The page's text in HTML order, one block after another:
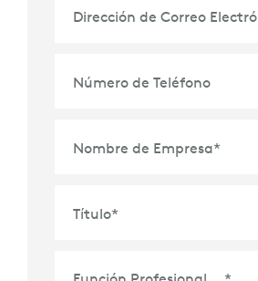
Dirección de Correo
Número de Teléfono
Nombre de Empresa*
Título*